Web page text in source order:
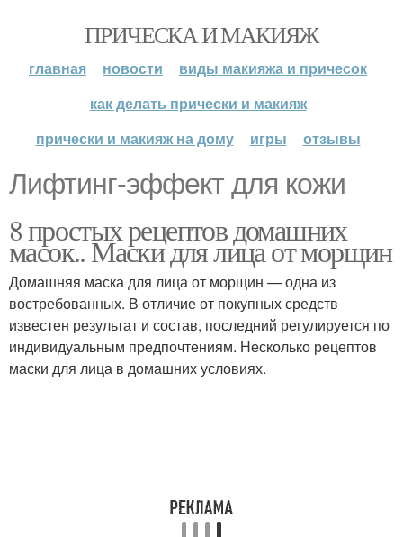
ПРИЧЕСКА И МАКИЯЖ
главная новости
виды макияжа и причесок
как делать прически и макияж
прически и макияж на дому
игры отзывы
Лифтинг-эффект для кожи
8 простых рецептов домашних
масок.. Маски для лица от морщин
Домашняя маска для лица от морщин — одна из
востребованных. В отличие от покупных средств
известен результат и состав, последний регулируется по
индивидуальным предпочтениям. Несколько рецептов
маски для лица в домашних условиях.